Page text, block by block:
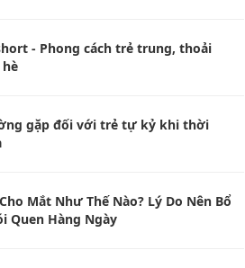
- Phong cách trẻ trung, thoải
gặp đối với trẻ tự kỷ khi thời
Mắt Như Thế Nào? Lý Do Nên Bổ
Quen Hàng Ngày